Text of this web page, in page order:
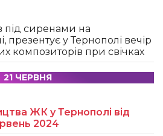
під сиренами на
презентує у Тернополі вечір
композиторів при свічках
21 ЧЕРВНЯ
ЖК у Тернополі від
2024